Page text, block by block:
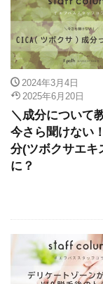
2024年3月4日
2025年6月20日
＼成分について
今さら聞けない
分(ツボクサエキ
に？